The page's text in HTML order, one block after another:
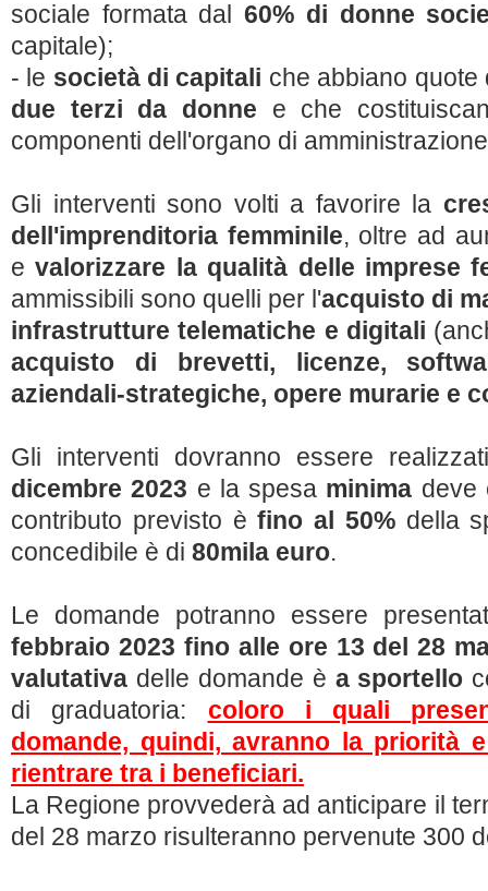
sociale formata dal
60% di donne
capitale);
- le società di capitali che abbiano
due terzi da donne e che
componenti dell'organo di
Gli interventi sono volti a favorire la
dell'imprenditoria femminile, oltre ad
evalorizzare la qualità delle imprese
ammissibili sono quelli per l'acquisto di
infrastrutture telematiche e digitali
acquisto di brevetti, licenze,
aziendali-strategiche, opere murarie e
Gli interventi dovranno essere
dicembre 2023 e la spesa minima deve
contributo previsto èfino al 50%della
concedibile è di 80mila euro.
Le domande potranno essere
febbraio 2023 fino alle ore 13 del 28
valutativa delle domande è a sportello
di graduatoria: coloro i quali
domande, quindi, avranno la priorità
rientrare tra i beneficiari.
La Regione provvederà ad anticipare il
del 28 marzo risulteranno pervenute 300